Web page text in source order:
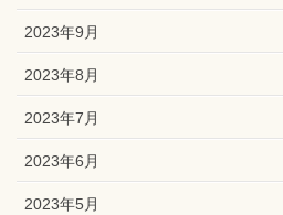
2023年9月
2023年8月
2023年7月
2023年6月
2023年5月